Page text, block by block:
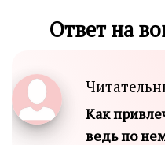
Ответ на
Как
ведь по